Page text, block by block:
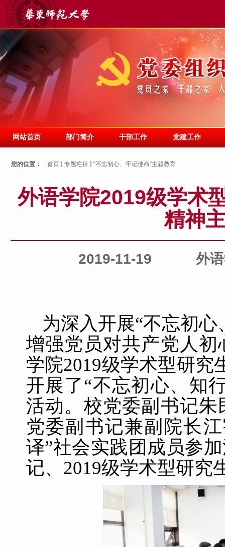
网站首页 部门简介 干部工作 党建工作
您的位置： 首页 专题栏目 “不忘初心、牢记使命”主题教育
外语学院2019级学术
精神
2019-11-19 外
为深入开展“不忘初
增强党员对共产党人
学院2019级学术型研究
开展了“不忘初心、知
活动。校党委副书记
党委副书记兼副院长
译”社会实践团 成员参
记、 2019级学术型研究